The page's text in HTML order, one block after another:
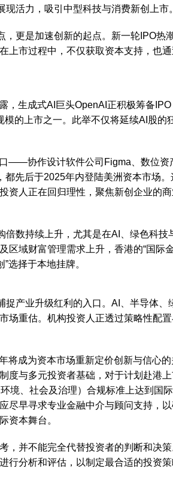
活力，吸引中型科技与消费新创上市。
更是加速创新的起点。新一轮IPO热
上市过程中，不仅获取资本支持，也
，生成式AI巨头OpenAI正积极筹备
的上市之一。此举不仅将延续AI股的
——协作设计软件公司Figma、数位资
都先后于2025年内登陆美洲资本市场。
资人正在回归理性，聚焦新创企业的
数持续上升，尤其是在AI、绿色科技
区域财富管理需求上升，香港的“国际
选择于本地挂牌。
捉产业升级红利的入口。AI、半导体、
场重估。机构投资人正透过策略性配
将成为资本市场重新定价创新与信心的
度与多元投资者基础，对于计划赴港
境、社会及治理）合规标准上达到国
尽早寻求专业金融中介与顾问支持，
资本舞台。
，并不能完全代替投资者的判断和决
行分析和评估，以制定最合适的投资策